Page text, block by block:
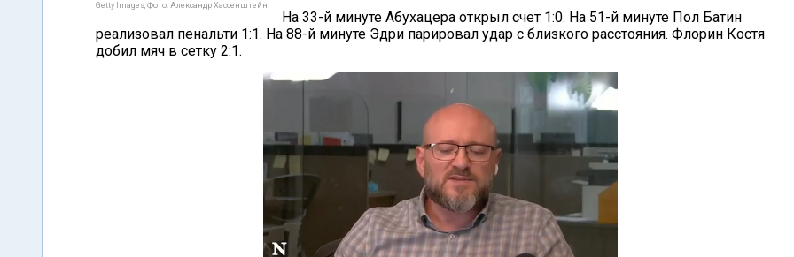
Getty Images, Фото: Александр Хассенштейн
На 33-й минуте Абухацера открыл счет 1:0. На 51-й минуте Пол Батин
реализовал пенальти 1:1. На 88-й минуте Эдри парировал удар с близкого расстояния. Флорин Костя
добил мяч в сетку 2:1.